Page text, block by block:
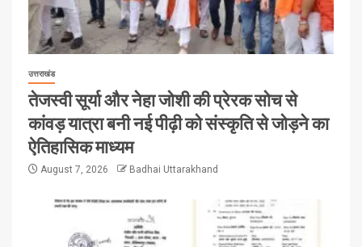
उत्तराखंड
तेजस्वी सूर्या और नेहा जोशी की प्रेरक सोच से
कांवड़ यात्रा बनी नई पीढ़ी को संस्कृति से जोड़ने का
ऐतिहासिक माध्यम
August 7, 2026 Badhai Uttarakhand